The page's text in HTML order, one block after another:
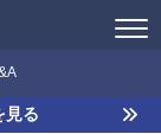
見る